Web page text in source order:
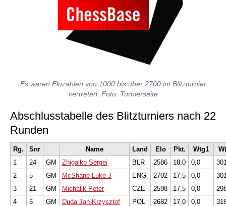
Es waren Elozahlen von 1000 bis über 2700 im Blitzturnier
vertreten. Foto: Turnierseite
Abschlusstabelle des Blitzturniers nach 22
Runden
Rg. Snr Name Land Elo Pkt. Wtg1
1
24 GM Zhigalko Sergei BLR 2586 18,0 0,0
2
5 GM McShane Luke J ENG 2702 17,5 0,0
3
21 GM Michalik Peter CZE 2598 17,5 0,0
4
6 GM Duda Jan-Krzysztof POL 2682 17,0 0,0